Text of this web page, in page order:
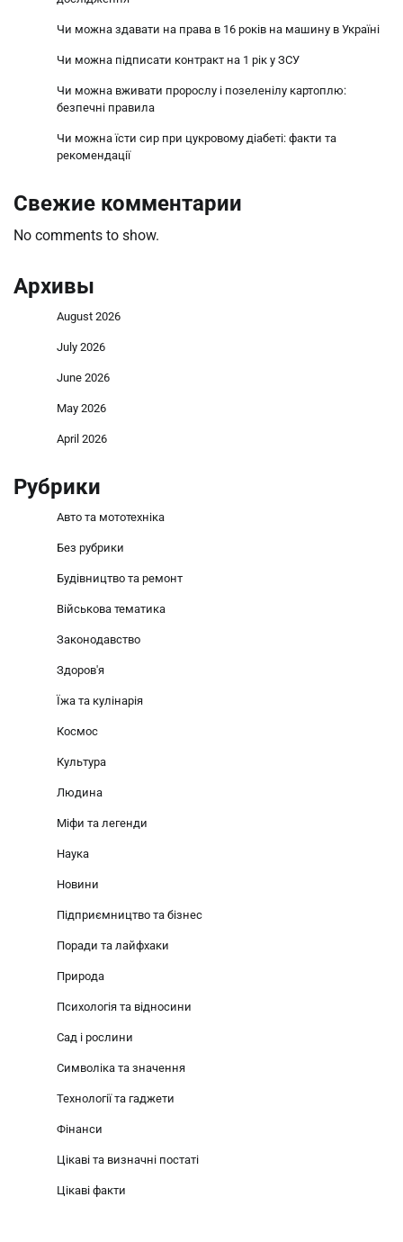
Чи можна здавати на права в 16 років на машину в Україні
Чи можна підписати контракт на 1 рік у ЗСУ
Чи можна вживати пророслу і позеленілу картоплю:
безпечні правила
Чи можна їсти сир при цукровому діабеті: факти та
рекомендації
Свежие комментарии
No comments to show.
Архивы
August 2026
July 2026
June 2026
May 2026
April 2026
Рубрики
Авто та мототехніка
Без рубрики
Будівництво та ремонт
Військова тематика
Законодавство
Здоров'я
Їжа та кулінарія
Космос
Культура
Людина
Міфи та легенди
Наука
Новини
Підприємництво та бізнес
Поради та лайфхаки
Природа
Психологія та відносини
Сад і рослини
Символіка та значення
Технології та гаджети
Фінанси
Цікаві та визначні постаті
Цікаві факти